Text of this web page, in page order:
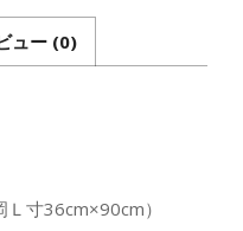
ュー (0)
）